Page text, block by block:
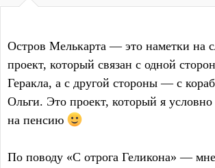
Остров Мелькарта — это наметки на
проект, который связан с одной
Геракла, а с другой стороны — с
Ольги. Это проект, который я
на пенсию
По поводу «С отрога Геликона» — мне